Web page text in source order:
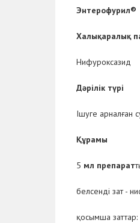
Энтерофурил®
Халықаралық
Нифуроксазид
Дәрілік түрі
Ішуге арналған
Құрамы
5 мл препарат
белсенді зат -
қосымша заттар: